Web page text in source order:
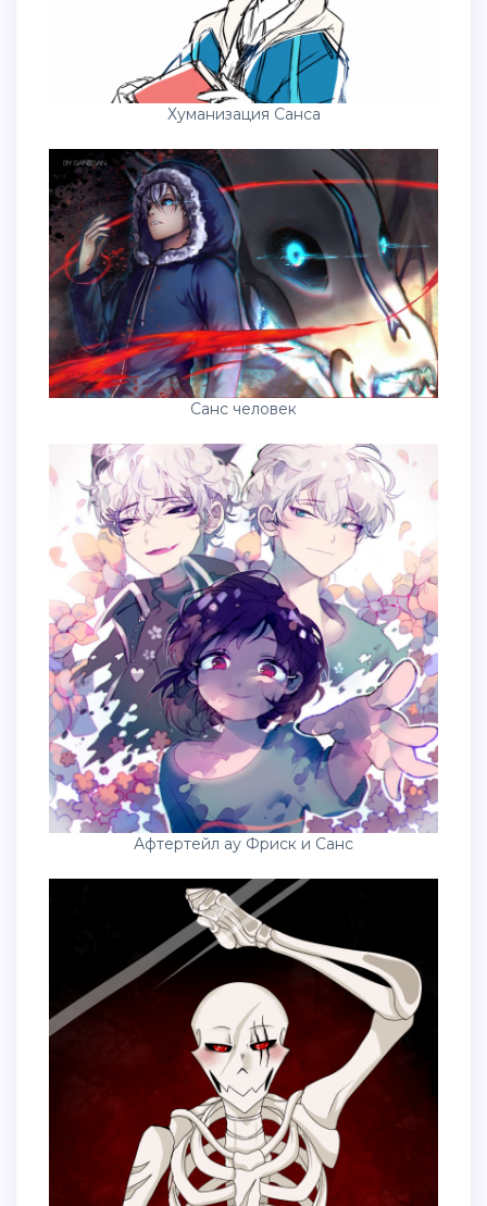
Хуманизация Санса
Санс человек
Афтертейл ау Фриск и Санс